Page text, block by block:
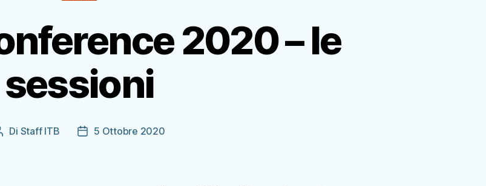
2020 – le
sessioni
Di Staff ITB
Data5 Ottobre 2020